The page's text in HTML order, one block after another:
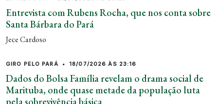
Entrevista com Rubens Rocha, que nos conta sobre
Santa Bárbara do Pará
Jece Cardoso
GIRO PELO PARÁ • 18/07/2026 ÀS 23:16
Dados do Bolsa Família revelam o drama social de
Marituba, onde quase metade da população luta